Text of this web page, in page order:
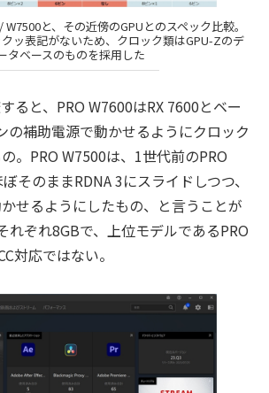
と、その近傍のGPUとのスペック比較。
ッ表記がないため、クロック類はGPU-Zのデ
タベースのものを採用した
ると、PRO W7600はRX 7600とベー
の補助電源で動かせるようにクロック
。PRO W7500は、1世代前のPRO
そのままRDNA 3にスライドしつつ、
せるようにしたもの、と言うことが
れぞれ8GBで、上位モデルであるPRO
対応ではない。